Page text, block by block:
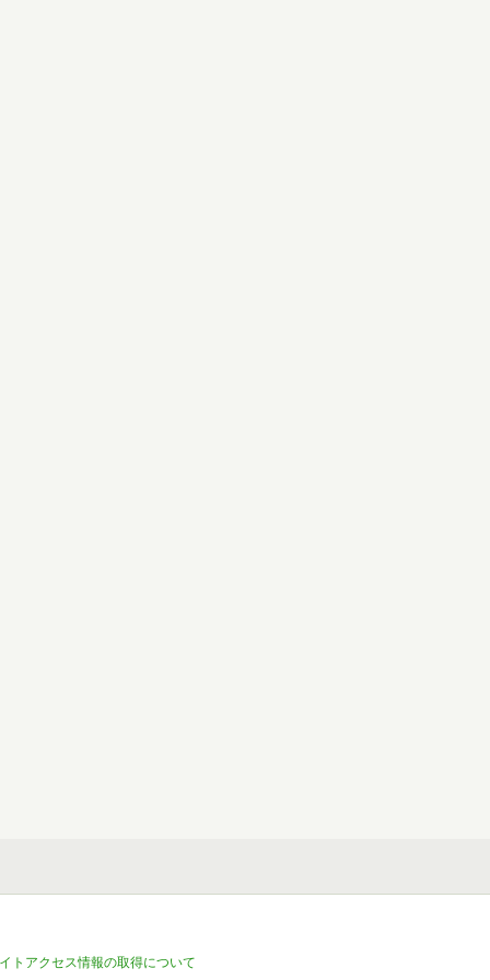
トアクセス情報の取得について